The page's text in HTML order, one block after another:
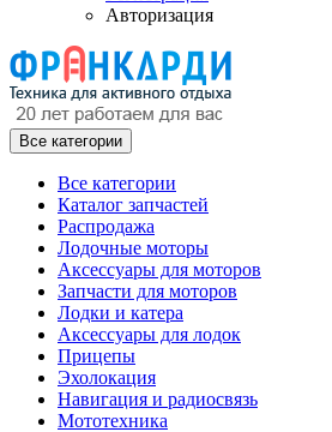
Авторизация
Все категории
Все категории
Каталог запчастей
Распродажа
Лодочные моторы
Аксессуары для моторов
Запчасти для моторов
Лодки и катера
Аксессуары для лодок
Прицепы
Эхолокация
Навигация и радиосвязь
Мототехника